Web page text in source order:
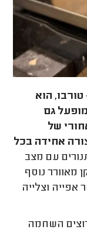
הוא
גם
של
אחידה בכל
עם מצב
מאוורר נוסף
אפייה וצלייה
השחמה